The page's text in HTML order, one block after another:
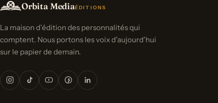
Orbita MediaÉDITIONS
La maison d'édition des personnalités qui
comptent. Nous portons les voix d'aujourd'hui
sur le papier de demain.